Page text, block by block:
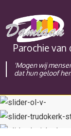
Parochie van
'Mogen wij
dat hun geloof